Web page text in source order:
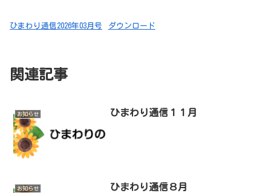
ひまわり通信2026年03月号 ダウンロード
関連記事
お知らせ ひまわり通信１１月
お知らせ ひまわり通信８月